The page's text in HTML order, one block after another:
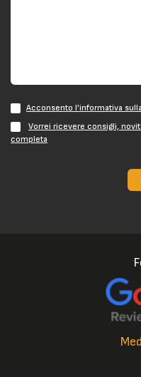
Acconsento l'informativa
Vorrei ricevere consigli,
completa